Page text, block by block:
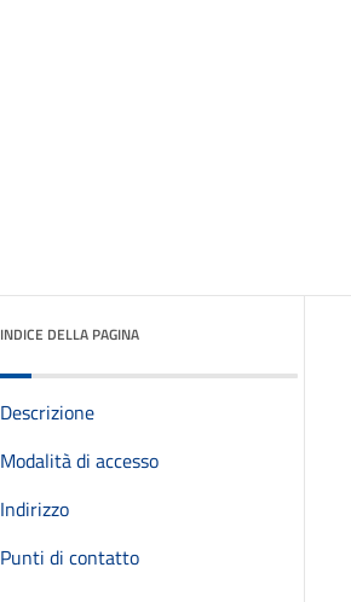
INDICE DELLA PAGINA
Descrizione
Modalità di accesso
Indirizzo
Punti di contatto